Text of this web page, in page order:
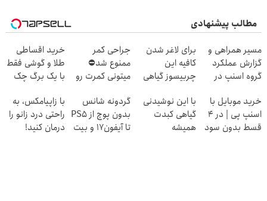
مطالب پیشنهادی
مسیر همراهی و
گزارش عملکرد
گروه اسنپ در
برای لاغر شدن
کافیه این
چربیسوز گیاهی
بدی(50%تخفیف
تا امشب)
جراحی کمر
ممنوع شد⛔
میتونی کمرت رو
کنی! 👈🏻
پرسش‌نامه
خرید اقساطی
طلا و گوشی فقط
با یک برگ چک
خرید موبایل با
اسنپ پی | در ۴
قسط بدون سود
با این نوشیدنی
گیاهی کبدت
همیشه
گردونه شانس
بدون پوچ از PS5
تا آیفون17 و بیت
با زاپیامکس، به
راحتی درد زانو را
درمان کنید!